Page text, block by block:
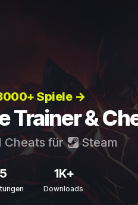
Spiele →
Trainer &
Cheats für Steam
1K+
Downloads